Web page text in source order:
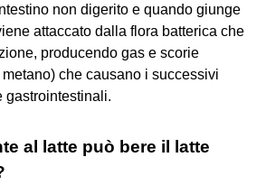
non digerito e quando giunge
attaccato dalla flora batterica che
producendo gas e scorie
che causano i successivi
gastrointestinali.
al latte può bere il latte